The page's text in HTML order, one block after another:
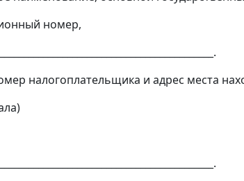
номер,
налогоплательщика и адрес места